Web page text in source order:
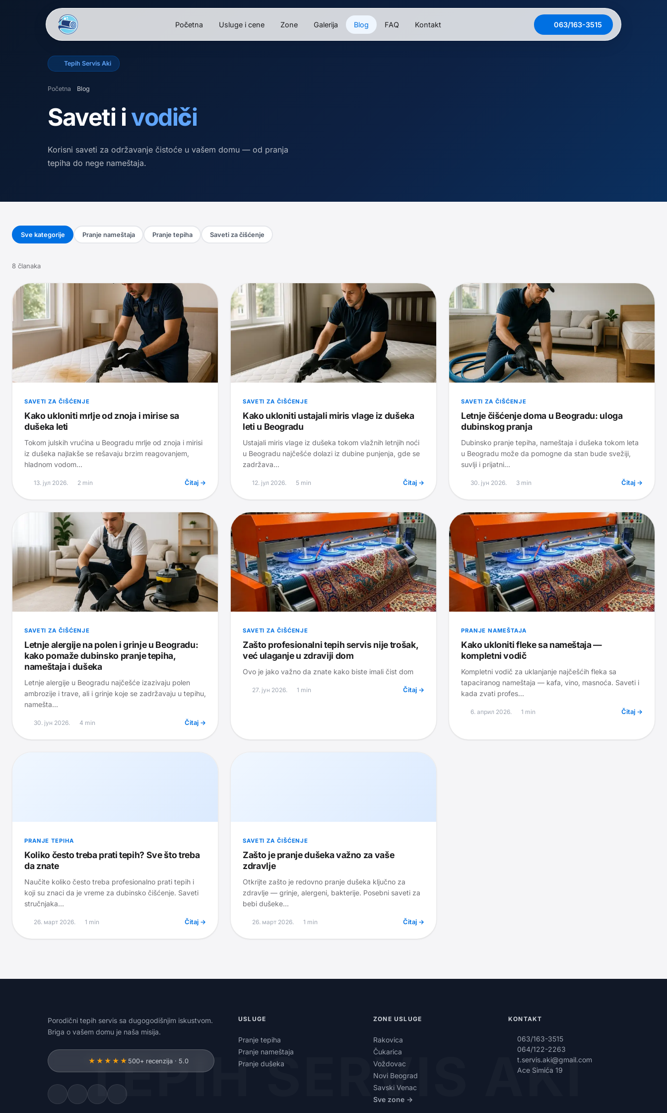
Početna Usluge i cene Zone Galerija Blog FAQ Kontakt 063/163-3515
Tepih Servis Aki
Početna Blog
Saveti ivodiči
Korisni saveti za održavanje čistoće u vašem domu — od pranja
tepiha do nege nameštaja.
Sve kategorije Pranje nameštaja Pranje tepiha Saveti za čišćenje
8 članaka
SAVETI ZA ČIŠĆENJE
Kako ukloniti mrlje od znoja i mirise sa
dušeka leti
Tokom julskih vrućina u Beogradu mrlje od znoja i mirisi
iz dušeka najlakše se rešavaju brzim reagovanjem,
hladnom vodom...
13. јул 2026. 2 min Čitaj →
SAVETI ZA ČIŠĆENJE
Kako ukloniti ustajali miris vlage iz dušeka
leti u Beogradu
Ustajali miris vlage iz dušeka tokom vlažnih letnjih noći
u Beogradu najčešće dolazi iz dubine punjenja, gde se
zadržava...
12. јул 2026. 5 min Čitaj →
SAVETI ZA ČIŠĆENJE
Letnje čišćenje doma u Beogradu: uloga
dubinskog pranja
Dubinsko pranje tepiha, nameštaja i dušeka tokom leta
u Beogradu može da pomogne da stan bude svežiji,
suvlji i prijatni...
30. јун 2026. 3 min Čitaj →
SAVETI ZA ČIŠĆENJE
Letnje alergije na polen i grinje u Beogradu:
kako pomaže dubinsko pranje tepiha,
nameštaja i dušeka
Letnje alergije u Beogradu najčešće izazivaju polen
ambrozije i trave, ali i grinje koje se zadržavaju u tepihu,
namešta...
30. јун 2026. 4 min Čitaj →
SAVETI ZA ČIŠĆENJE
Zašto profesionalni tepih servis nije trošak,
već ulaganje u zdraviji dom
Ovo je jako važno da znate kako biste imali čist dom
27. јун 2026. 1 min Čitaj →
PRANJE NAMEŠTAJA
Kako ukloniti fleke sa nameštaja —
kompletni vodič
Kompletni vodič za uklanjanje najčešćih fleka sa
tapaciranog nameštaja — kafa, vino, masnoća. Saveti i
kada zvati profes...
6. април 2026. 1 min Čitaj →
PRANJE TEPIHA
Koliko često treba prati tepih? Sve što treba
da znate
Naučite koliko često treba profesionalno prati tepih i
koji su znaci da je vreme za dubinsko čišćenje. Saveti
stručnjaka...
26. март 2026. 1 min Čitaj →
SAVETI ZA ČIŠĆENJE
Zašto je pranje dušeka važno za vaše
zdravlje
Otkrijte zašto je redovno pranje dušeka ključno za
zdravlje — grinje, alergeni, bakterije. Posebni saveti za
bebi dušeke...
26. март 2026. 1 min Čitaj →
TEPIH SERVIS AKI
Porodični tepih servis sa dugogodišnjim iskustvom.
Briga o vašem domu je naša misija.
★★★★★ 500+ recenzija · 5.0
USLUGE
Pranje tepiha
Pranje nameštaja
Pranje dušeka
ZONE USLUGE
Rakovica
Čukarica
Voždovac
Novi Beograd
Savski Venac
Sve zone →
KONTAKT
063/163-3515
064/122-2263
t.servis.aki@gmail.com
Ace Simića 19